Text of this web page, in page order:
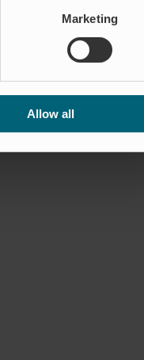
Marketing
Allow all